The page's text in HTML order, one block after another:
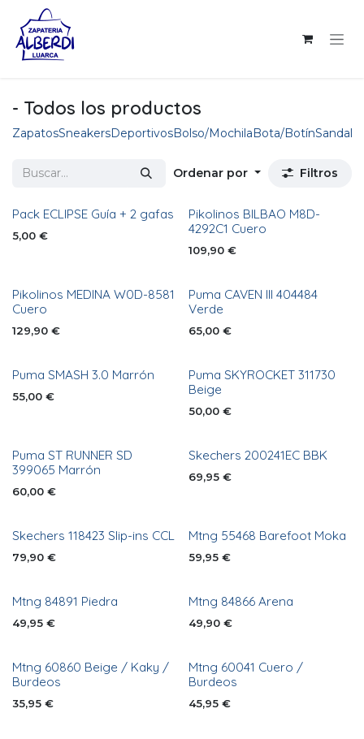
Ir al contenido
- Todos los productos
ZapatosSneakersDeportivosBolso/MochilaBota/Botín
Ordenar por Filtros
Pack ECLIPSE Guía + 2 gafas
5,00 €
Pikolinos BILBAO M8D-
4292C1 Cuero
109,90€
Pikolinos MEDINA W0D-8581
Cuero
129,90 €
Puma CAVEN III 404484
Verde
65,00€
Puma SMASH 3.0 Marrón
55,00 €
Puma SKYROCKET 311730
Beige
50,00€
Puma ST RUNNER SD
399065 Marrón
60,00 €
Skechers 200241EC BBK
69,95€
Skechers 118423 Slip-ins CCL
79,90 €
Mtng 55468 Barefoot Moka
59,95€
Mtng 84891 Piedra
49,95 €
Mtng 84866 Arena
49,90€
Mtng 60860 Beige / Kaky /
Burdeos
35,95 €
Mtng 60041 Cuero /
Burdeos
45,95€